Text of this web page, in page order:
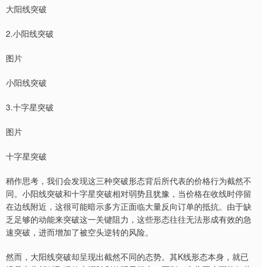
大阳线突破
2.小阳线突破
图片
小阳线突破
3.十字星突破
图片
十字星突破
稍作思考，我们会发现这三种突破形态背后所代表的价格行为截然不
同。小阳线突破和十字星突破相对弱势且犹豫，当价格在收线时停留
在边线附近，这很可能暗示多方正面临大量反向订单的抵抗。由于缺
乏足够的动能来突破这一关键阻力，这些形态往往无法形成有效的急
速突破，进而增加了被空头逆转的风险。
然而，大阳线突破却呈现出截然不同的态势。其K线形态本身，就已